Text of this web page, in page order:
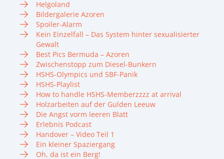
Helgoland
Bildergalerie Azoren
Spoiler-Alarm
Kein Einzelfall – Das System hinter sexualisierter
Gewalt
Best Pics Bermuda – Azoren
Zwischenstopp zum Diesel-Bunkern
HSHS-Olympics und SBF-Panik
HSHS-Playlist
How to handle HSHS-Memberzzzz at arrival
Holzarbeiten auf der Gulden Leeuw
Die Angst vorm leeren Blatt
Erlebnis Podcast
Handover – Video Teil 1
Ein kleiner Spaziergang
Oh, da ist ein Berg!